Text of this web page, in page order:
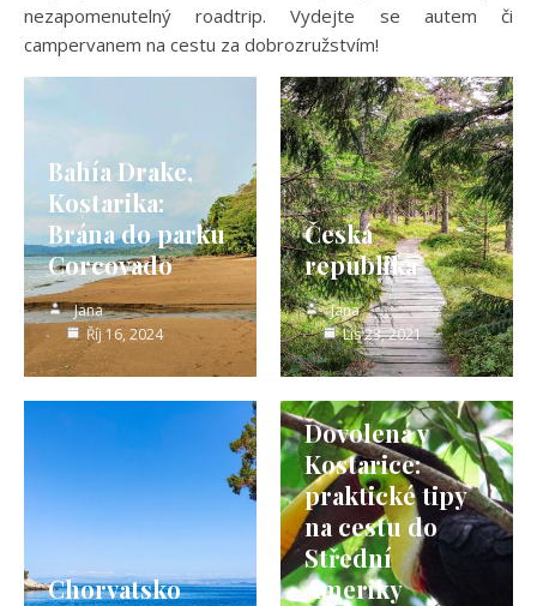
nezapomenutelný roadtrip. Vydejte se autem či
campervanem na cestu za dobrozružstvím!
Bahía Drake,
Kostarika:
Brána do parku
Corcovado
Jana
Říj 16, 2024
Česká
republika
Jana
Lis 23, 2021
Chorvatsko
Dovolená v
Kostarice:
praktické tipy
na cestu do
Střední
Ameriky